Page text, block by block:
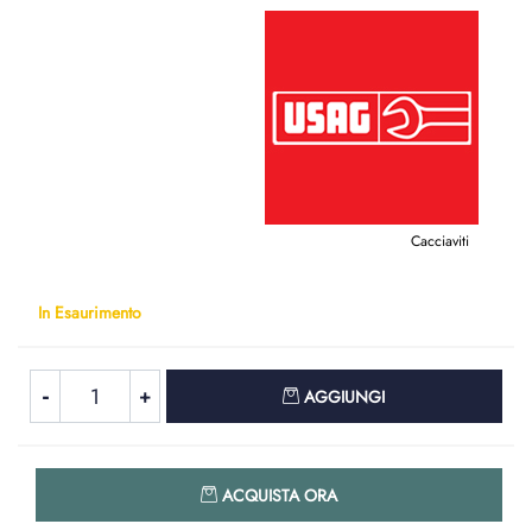
Cacciaviti
In Esaurimento
AGGIUNGI
ACQUISTA ORA